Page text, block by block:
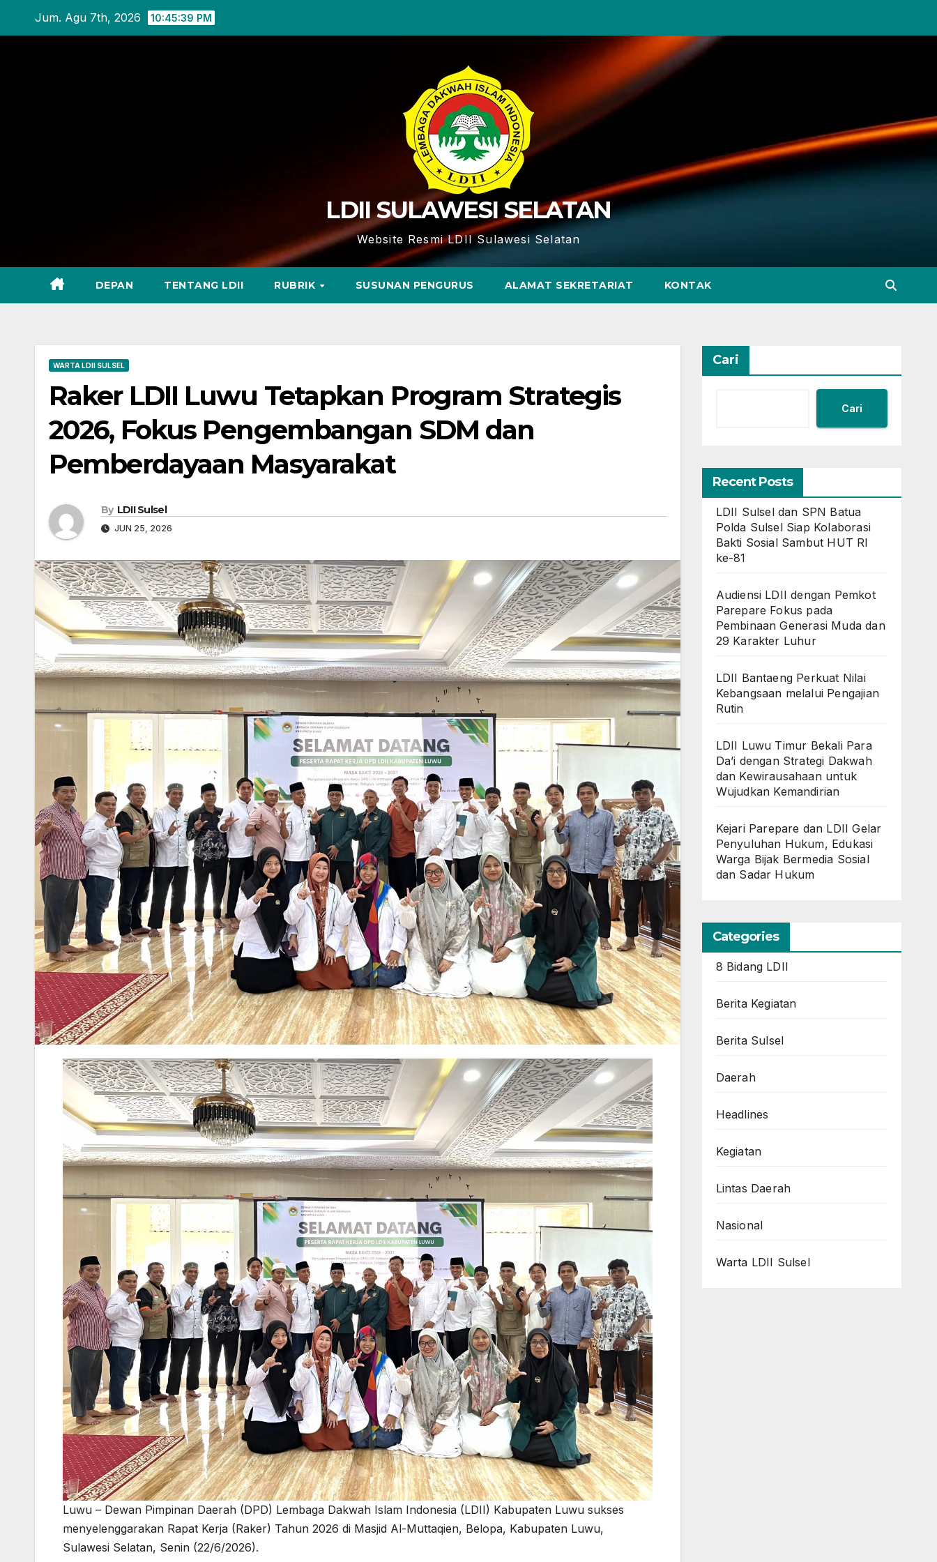
Jum. Agu 7th, 2026 10:45:41 PM
LDII SULAWESI SELATAN
Website Resmi LDII Sulawesi Selatan
DEPAN TENTANG LDII RUBRIK SUSUNAN PENGURUS ALAMAT SEKRETARIAT KONTAK
WARTA LDII SULSEL
Raker LDII Luwu Tetapkan Program Strategis
2026, Fokus Pengembangan SDM dan
Pemberdayaan Masyarakat
By LDII Sulsel
JUN 25, 2026
Luwu – Dewan Pimpinan Daerah (DPD) Lembaga Dakwah Islam Indonesia (LDII) Kabupaten Luwu sukses
menyelenggarakan Rapat Kerja (Raker) Tahun 2026 di Masjid Al-Muttaqien, Belopa, Kabupaten Luwu,
Sulawesi Selatan, Senin (22/6/2026).
Cari
Cari
Recent Posts
LDII Sulsel dan SPN Batua
Polda Sulsel Siap Kolaborasi
Bakti Sosial Sambut HUT RI
ke-81
Audiensi LDII dengan Pemkot
Parepare Fokus pada
Pembinaan Generasi Muda dan
29 Karakter Luhur
LDII Bantaeng Perkuat Nilai
Kebangsaan melalui Pengajian
Rutin
LDII Luwu Timur Bekali Para
Da’i dengan Strategi Dakwah
dan Kewirausahaan untuk
Wujudkan Kemandirian
Kejari Parepare dan LDII Gelar
Penyuluhan Hukum, Edukasi
Warga Bijak Bermedia Sosial
dan Sadar Hukum
Categories
8 Bidang LDII
Berita Kegiatan
Berita Sulsel
Daerah
Headlines
Kegiatan
Lintas Daerah
Nasional
Warta LDII Sulsel